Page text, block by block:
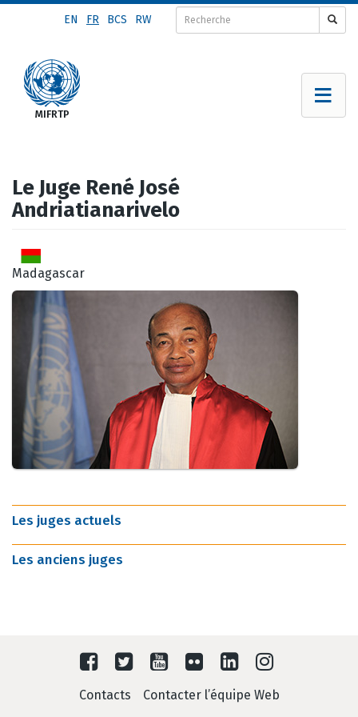
principal
EN FR BCS RW
Le Juge René José
Andriatianarivelo
Madagascar
Les juges actuels
Les anciens juges
Contacts Contacter l’équipe Web